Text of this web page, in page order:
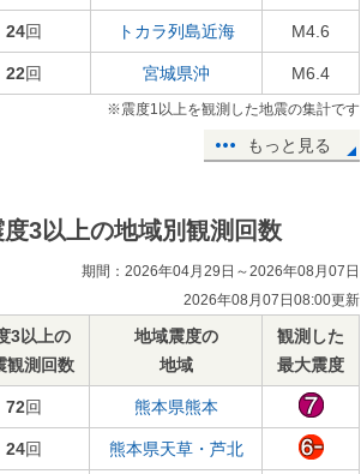
24回 トカラ列島近海 M4.6
22回 宮城県沖 M6.4
※震度1以上を観測した地震の集計です
もっと見る
度3以上の地域別観測回数
期間：2026年04月29日～2026年08月07日
2026年08月07日08:00更新
3以上の
観測回数
地域震度の
地域
観測した
最大震度
72回 熊本県熊本
24回 熊本県天草・芦北